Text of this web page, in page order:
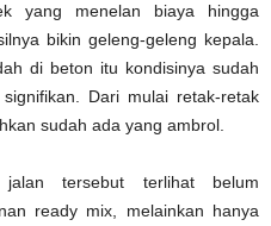
yang menelan biaya hingga
bikin geleng-geleng kepala.
di beton itu kondisinya sudah
Dari mulai retak-retak
sudah ada yang ambrol.
tersebut terlihat belum
ready mix, melainkan hanya